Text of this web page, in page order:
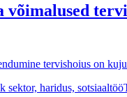
tervishoius on
sektor, haridus, sotsiaaltöö